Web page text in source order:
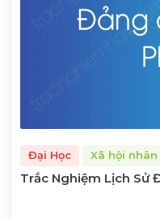
Đại Học Xã hội nhân
Trắc Nghiệm Lịch Sử